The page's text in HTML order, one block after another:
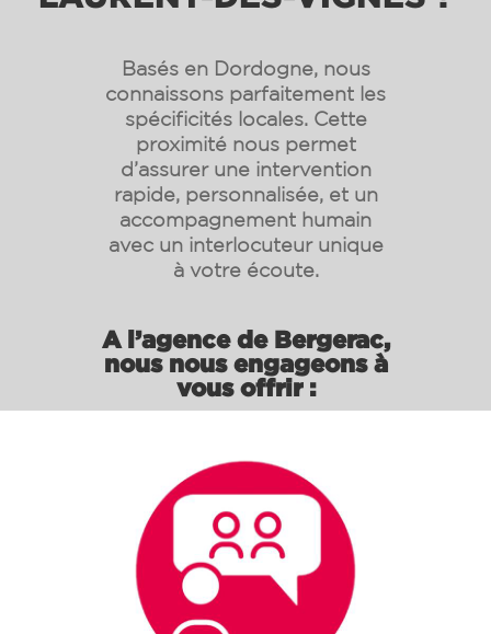
Basés en Dordogne, nous
connaissons parfaitement les
spécificités locales. Cette
proximité nous permet
d’assurer une intervention
rapide, personnalisée, et un
accompagnement humain
avec un interlocuteur unique
à votre écoute.
A l’agence de Bergerac,
nous nous engageons à
vous offrir :